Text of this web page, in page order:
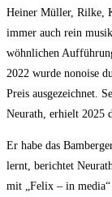
Hei­ner Mül­ler, Ril­ke,
immer auch rein
wöhn­li­chen
2022 wur­de nonoi­se
Preis aus­ge­zeich­net.
Neu­r­a­th, erhielt 2025
Er habe das
lernt, berich­tet
mit „Felix – in media“